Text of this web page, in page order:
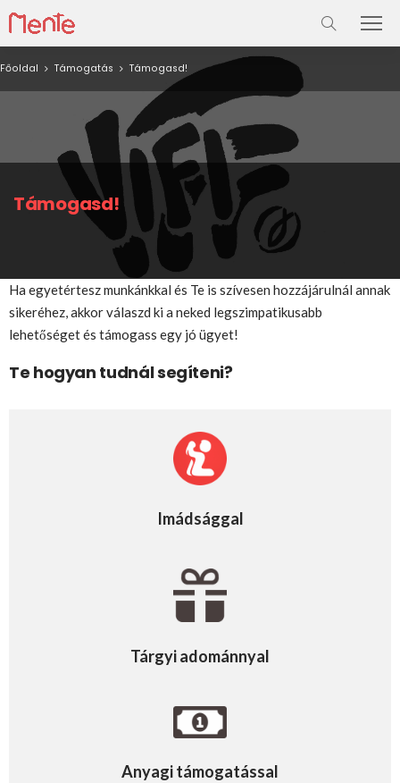
Főoldal Támogatás Támogasd!
Támogasd!
Ha egyetértesz munkánkkal és Te is szívesen hozzájárulnál annak
sikeréhez, akkor válaszd ki a neked legszimpatikusabb
lehetőséget és támogass egy jó ügyet!
Te hogyan tudnál segíteni?
Imádsággal
Tárgyi adománnyal
Anyagi támogatással